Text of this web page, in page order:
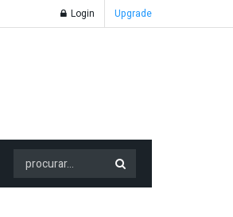
Login Upgrade